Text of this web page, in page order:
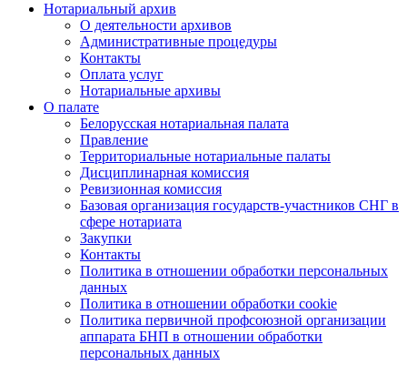
Нотариальный архив
О деятельности архивов
Административные процедуры
Контакты
Оплата услуг
Нотариальные архивы
О палате
Белорусская нотариальная палата
Правление
Территориальные нотариальные палаты
Дисциплинарная комиссия
Ревизионная комиссия
Базовая организация государств-участников СНГ в
сфере нотариата
Закупки
Контакты
Политика в отношении обработки персональных
данных
Политика в отношении обработки cookie
Политика первичной профсоюзной организации
аппарата БНП в отношении обработки
персональных данных